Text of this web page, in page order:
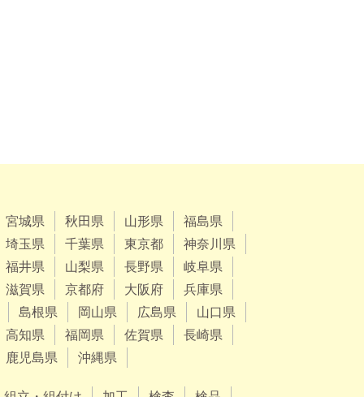
宮城県 秋田県 山形県
福島県
埼玉県
千葉県 東京都
神奈川県
福井県
山梨県 長野県
岐阜県
滋賀県
京都府 大阪府
兵庫県
島根県
岡山県 広島県
山口県
高知県
福岡県 佐賀県
長崎県
鹿児島県
沖縄県